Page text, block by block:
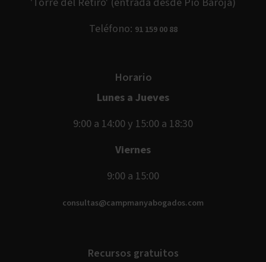
Teléfono: 91 159 00 88
Horario
Lunes a Jueves
9:00 a 14:00 y 15:00 a 18:30
Viernes
9:00 a 15:00
consultas@campmanyabogados.com
Recursos gratuitos